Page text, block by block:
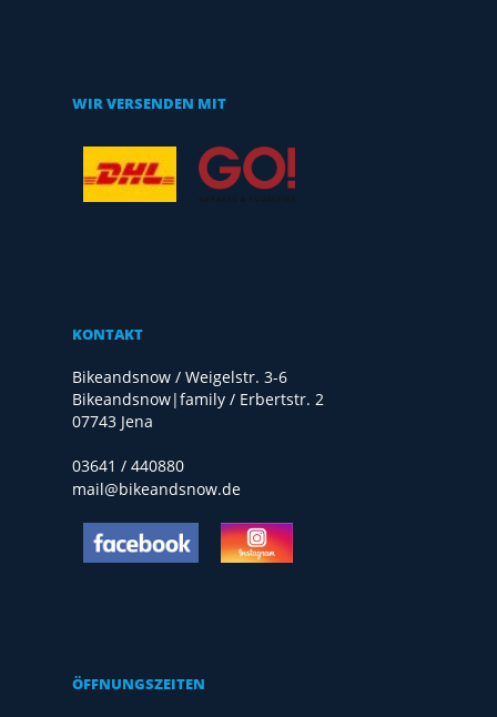
WIR VERSENDEN MIT
KONTAKT
Bikeandsnow / Weigelstr. 3-6
Bikeandsnow|family / Erbertstr. 2
07743 Jena
03641 / 440880
mail@bikeandsnow.de
ÖFFNUNGSZEITEN